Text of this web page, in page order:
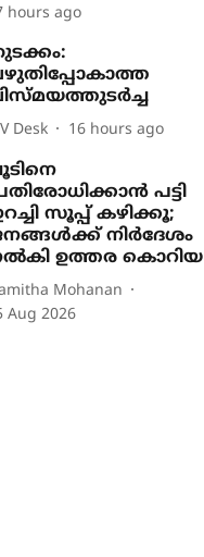
hours ago
Desk 16 hours ago
പട്ടി
സൂപ്പ് കഴിക്കൂ;
നിർദേശം
ഉത്തര കൊറിയ
Mohanan
Aug 2026